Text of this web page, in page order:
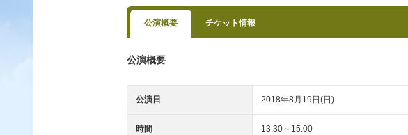
公演概要 チケット情報
公演概要
公演日 2018年8月19日(日)
時間 13:30～15:00